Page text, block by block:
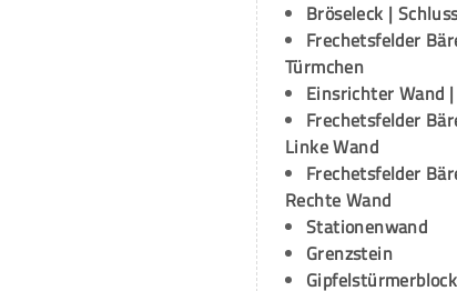
Bröseleck |
Frechetsfelder
Türmchen
Einsrichter Wand
Frechetsfelder
Linke Wand
Frechetsfelder
Rechte Wand
Stationenwand
Grenzstein
Gipfelstürmerblock